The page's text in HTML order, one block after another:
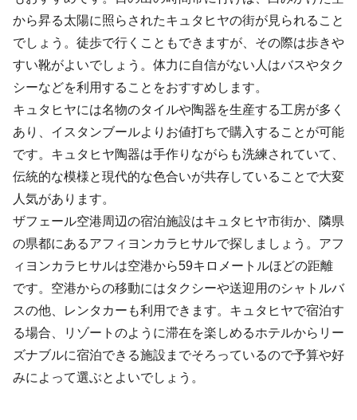
から昇る太陽に照らされたキュタヒヤの街が見られること
でしょう。徒歩で行くこともできますが、その際は歩きや
すい靴がよいでしょう。体力に自信がない人はバスやタク
シーなどを利用することをおすすめします。
キュタヒヤには名物のタイルや陶器を生産する工房が多く
あり、イスタンブールよりお値打ちで購入することが可能
です。キュタヒヤ陶器は手作りながらも洗練されていて、
伝統的な模様と現代的な色合いが共存していることで大変
人気があります。
ザフェール空港周辺の宿泊施設はキュタヒヤ市街か、隣県
の県都にあるアフィヨンカラヒサルで探しましょう。アフ
ィヨンカラヒサルは空港から59キロメートルほどの距離
です。空港からの移動にはタクシーや送迎用のシャトルバ
スの他、レンタカーも利用できます。キュタヒヤで宿泊す
る場合、リゾートのように滞在を楽しめるホテルからリー
ズナブルに宿泊できる施設までそろっているので予算や好
みによって選ぶとよいでしょう。